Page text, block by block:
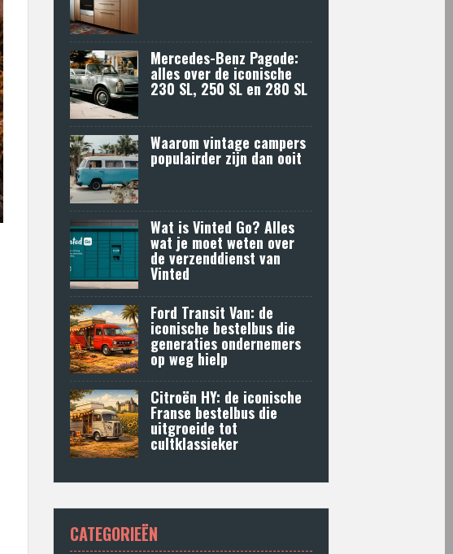
Mercedes-Benz Pagode:
alles over de iconische
230 SL, 250 SL en 280 SL
Waarom vintage campers
populairder zijn dan ooit
Wat is Vinted Go? Alles
wat je moet weten over
de verzenddienst van
Vinted
Ford Transit Van: de
iconische bestelbus die
generaties ondernemers
op weg hielp
Citroën HY: de iconische
Franse bestelbus die
uitgroeide tot
cultklassieker
CATEGORIEËN